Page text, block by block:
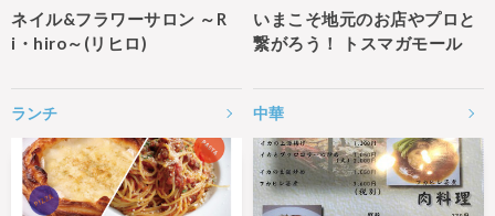
ネイル&フラワーサロン ～R
i・hiro～(リヒロ)
いまこそ地元のお店やプロと
繋がろう！ トスマガモール
ランチ 中華